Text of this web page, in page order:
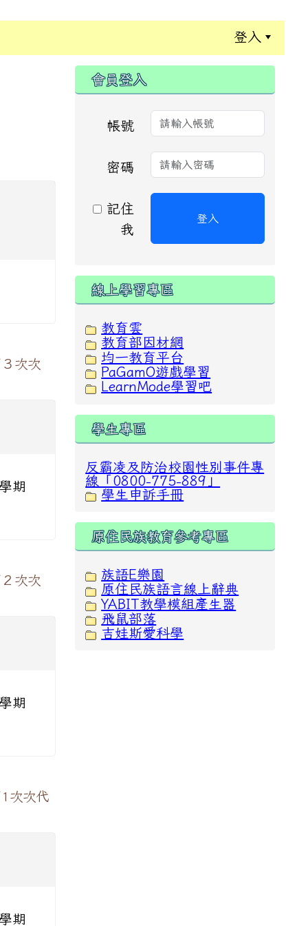
登入
次次
期
次次
期
次次代
期
:::
會員登入
帳號
密碼
記住
我
登入
線上學習專區
教育雲
教育部因材網
均一教育平台
PaGamO遊戲學習
LearnMode學習吧
學生專區
反霸凌及防治校園性別事件專
線「0800-775-889」
學生申訴手冊
原住民族教育參考專區
族語E樂園
原住民族語言線上辭典
YABIT教學模組產生器
飛鼠部落
吉娃斯愛科學